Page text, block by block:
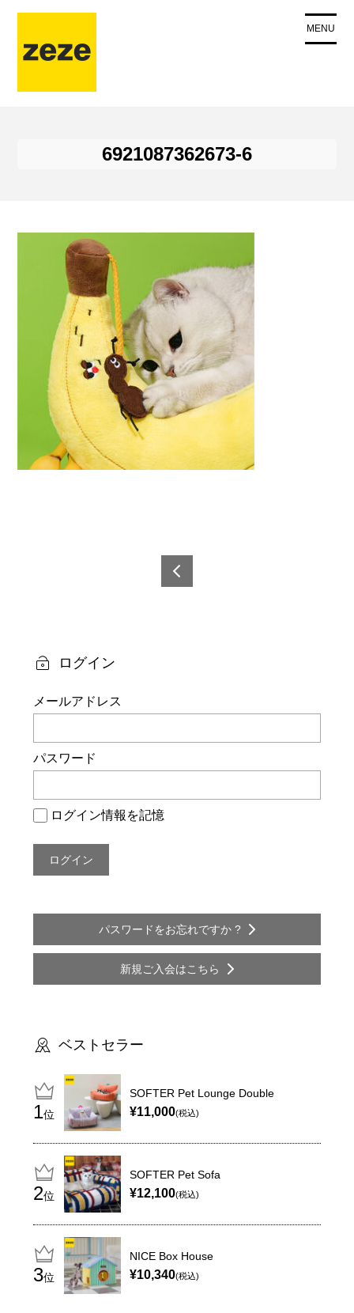
MENU
6921087362673-6
ー
シ
ョ
ン
ログイン
メールアドレス
パスワード
ログイン情報を記憶
パスワードをお忘れですか ?
新規ご入会はこちら
ベストセラー
位
SOFTER Pet Lounge Double
¥11,000(税込)
位
SOFTER Pet Sofa
¥12,100(税込)
位
NICE Box House
¥10,340(税込)